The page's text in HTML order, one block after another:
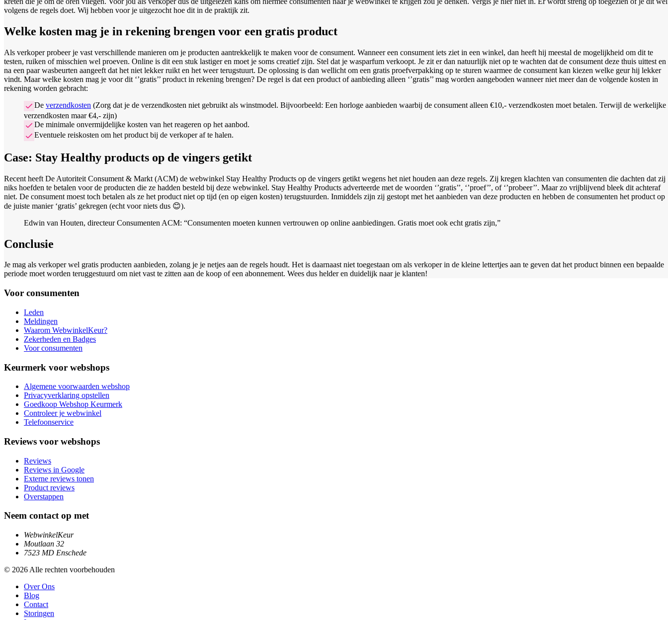
volgens de regels doet. Wij hebben voor je uitgezocht hoe dit in de praktijk zit.
Welke kosten mag je in rekening brengen voor een gratis product
Als verkoper probeer je vast verschillende manieren om je producten aantrekkelijk te maken voor de consument. Wanneer een consument iets ziet in een winkel, dan heeft hij meestal de mogelijkheid om dit te
testen, ruiken of misschien wel proeven. Online is dit een stuk lastiger en moet je soms creatief zijn. Stel dat je wasparfum verkoopt. Je zit er dan natuurlijk niet op te wachten dat de consument deze thuis uittest en
na een paar wasbeurten aangeeft dat het niet lekker ruikt en het weer terugstuurt. De oplossing is dan wellicht om een gratis proefverpakking op te sturen waarmee de consument kan kiezen welke geur hij lekker
vindt. Maar welke kosten mag je voor dit ‘’gratis’’ product in rekening brengen? De regel is dat een product of aanbieding alleen ‘’gratis’’ mag worden aangeboden wanneer niet meer dan de volgende kosten in
rekening worden gebracht:
De verzendkosten (Zorg dat je de verzendkosten niet gebruikt als winstmodel. Bijvoorbeeld: Een horloge aanbieden waarbij de consument alleen €10,- verzendkosten moet betalen. Terwijl de werkelijke
verzendkosten maar €4,- zijn)
De minimale onvermijdelijke kosten van het reageren op het aanbod.
Eventuele reiskosten om het product bij de verkoper af te halen.
Case: Stay Healthy products op de vingers getikt
Recent heeft De Autoriteit Consument & Markt (ACM) de webwinkel Stay Healthy Products op de vingers getikt wegens het niet houden aan deze regels. Zij kregen klachten van consumenten die dachten dat zij
niks hoefden te betalen voor de producten die ze hadden besteld bij deze webwinkel. Stay Healthy Products adverteerde met de woorden ‘’gratis’’, ‘’proef’’, of ‘’probeer’’. Maar zo vrijblijvend bleek dit achteraf
niet. De consument moest toch betalen als ze het product niet op tijd (en op eigen kosten) terugstuurden. Inmiddels zijn zij gestopt met het aanbieden van deze producten en hebben de consumenten het product op
de juiste manier ‘gratis’ gekregen (echt voor niets dus 😊).
Edwin van Houten, directeur Consumenten ACM: “Consumenten moeten kunnen vertrouwen op online aanbiedingen. Gratis moet ook echt gratis zijn,”
Conclusie
Je mag als verkoper wel gratis producten aanbieden, zolang je je netjes aan de regels houdt. Het is daarnaast niet toegestaan om als verkoper in de kleine lettertjes aan te geven dat het product binnen een bepaalde
periode moet worden teruggestuurd om niet vast te zitten aan de koop of een abonnement. Wees dus helder en duidelijk naar je klanten!
Voor consumenten
Leden
Meldingen
Waarom WebwinkelKeur?
Zekerheden en Badges
Voor consumenten
Keurmerk voor webshops
Algemene voorwaarden webshop
Privacyverklaring opstellen
Goedkoop Webshop Keurmerk
Controleer je webwinkel
Telefoonservice
Reviews voor webshops
Reviews
Reviews in Google
Externe reviews tonen
Product reviews
Overstappen
Neem contact op met
WebwinkelKeur
Moutlaan 32
7523 MD Enschede
© 2026 Alle rechten voorbehouden
Over Ons
Blog
Contact
Storingen